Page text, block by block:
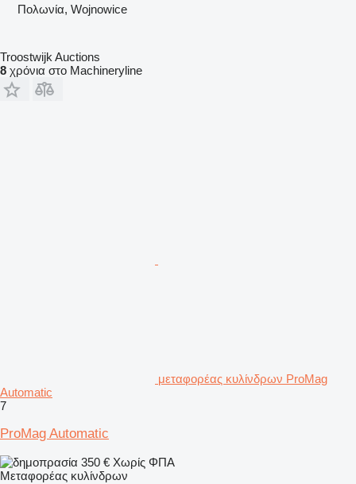
Πολωνία, Wojnowice
Troostwijk Auctions
8 χρόνια στο Machineryline
μεταφορέας κυλίνδρων ProMag
Automatic
7
ProMag Automatic
350 € Χωρίς ΦΠΑ
Μεταφορέας κυλίνδρων